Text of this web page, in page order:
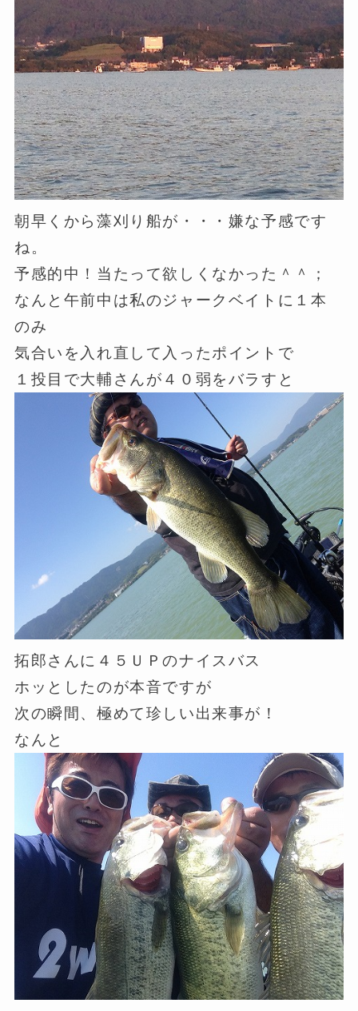
朝早くから藻刈り船が・・・嫌な予感です
ね。
予感的中！当たって欲しくなかった＾＾；
なんと午前中は私のジャークベイトに１本
のみ
気合いを入れ直して入ったポイントで
１投目で大輔さんが４０弱をバラすと
拓郎さんに４５ＵＰのナイスバス
ホッとしたのが本音ですが
次の瞬間、極めて珍しい出来事が！
なんと